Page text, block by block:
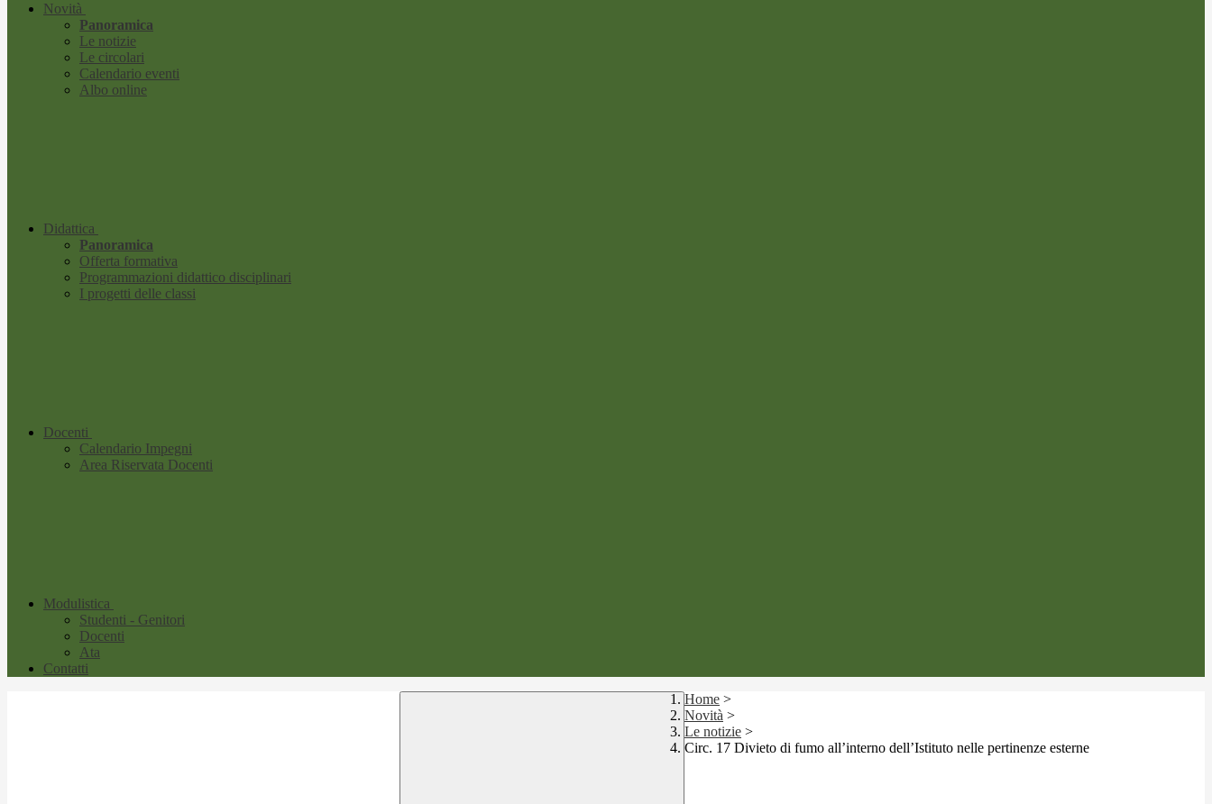
Novità
Panoramica
Le notizie
Le circolari
Calendario eventi
Albo online
Didattica
Panoramica
Offerta formativa
Programmazioni didattico disciplinari
I progetti delle classi
Docenti
Calendario Impegni
Area Riservata Docenti
Modulistica
Studenti - Genitori
Docenti
Ata
Contatti
Home >
Novità >
Le notizie >
Circ. 17 Divieto di fumo all’interno dell’Istituto nelle pertinenze esterne